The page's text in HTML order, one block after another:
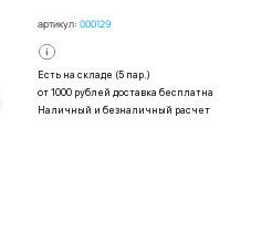
артикул: 000129
Есть на складе (5 пар.)
от 1000 рублей доставка бесплатна
Наличный и безналичный расчет